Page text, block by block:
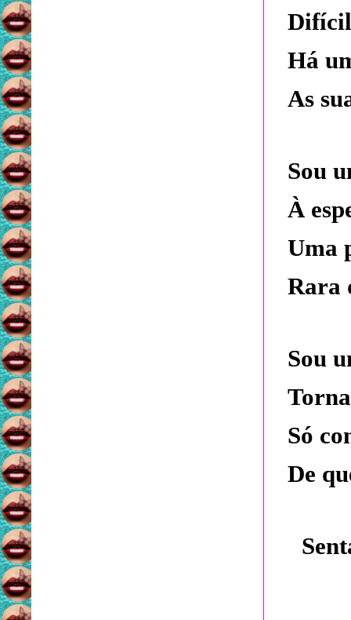
Há
As
Sou
À
Uma
Rara
Sou
Só
De